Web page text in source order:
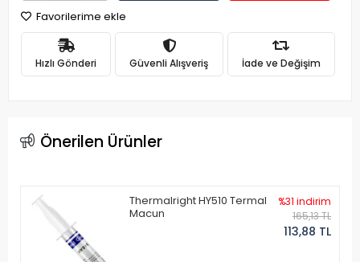
Favorilerime ekle
Hızlı Gönderi Güvenli Alışveriş İade ve Değişim
Önerilen Ürünler
Thermalright HY510 Termal
Macun
%31 indirim
165,13 TL
113,88 TL